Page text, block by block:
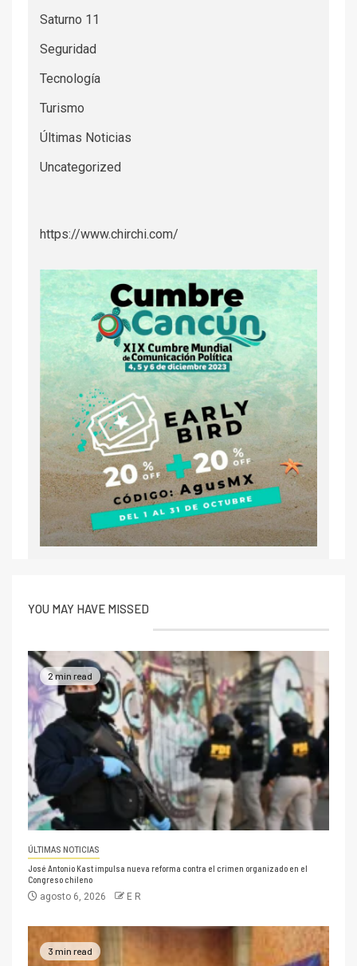
Saturno 11
Seguridad
Tecnología
Turismo
Últimas Noticias
Uncategorized
https://www.chirchi.com/
YOU MAY HAVE MISSED
2 min read
ÚLTIMAS NOTICIAS
José Antonio Kast impulsa nueva reforma contra el crimen organizado en el
Congreso chileno
agosto 6, 2026 E R
3 min read